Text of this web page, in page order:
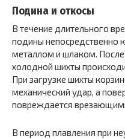
Подина и откосы
В течение длительного
подины непосредственно
металлом и шлаком. После
холодной шихты
При загрузке шихты
механический удар, а
повреждается
В период плавления при